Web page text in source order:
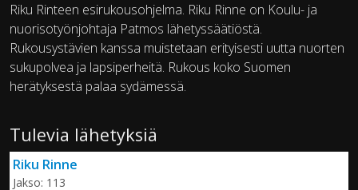
Riku Rinteen esirukousohjelma. Riku Rinne on Koulu- ja
nuorisotyönjohtaja Patmos lähetyssäätiöstä.
Rukousystävien kanssa muistetaan erityisesti uutta nuorten
sukupolvea ja lapsiperheitä. Rukous koko Suomen
herätyksestä palaa sydämessä.
Tulevia lähetyksiä
Riku Rinne
Jakso: 113